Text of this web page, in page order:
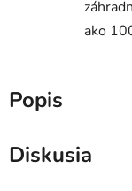
ako
Popis
Diskusia